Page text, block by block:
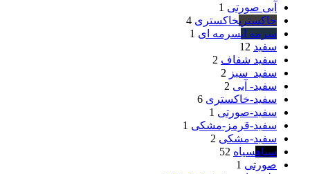
آبی صورتی 1
خاکستریخاکستری 4
سرمه ایسرمه ای 1
سفید 12
سفید شفاف 2
سفید_سبز 2
سفید- آبی 2
سفید-خاکستری 6
سفید-صورتی 1
سفید-قرمز-مشکی 1
سفید-مشکی 2
سیاهسیاه 52
صورتی 1